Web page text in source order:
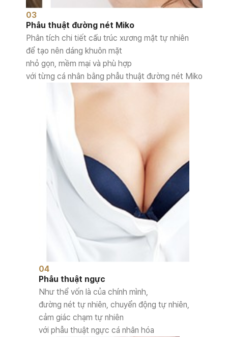
03
Phẫu thuật đường nét Miko
Phân tích chi tiết cấu trúc xương mặt tự nhiên
để tạo nên dáng khuôn mặt
nhỏ gọn, mềm mại và phù hợp
với từng cá nhân bằng phẫu thuật đường nét Miko
04
Phẫu thuật ngực
Như thể vốn là của chính mình,
đường nét tự nhiên, chuyển động tự nhiên,
cảm giác chạm tự nhiên
với phẫu thuật ngực cá nhân hóa